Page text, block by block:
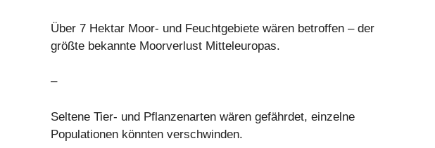
Über 7 Hektar Moor- und Feuchtgebiete wären betroffen – der
größte bekannte Moorverlust Mitteleuropas.
–
Seltene Tier- und Pflanzenarten wären gefährdet, einzelne
Populationen könnten verschwinden.